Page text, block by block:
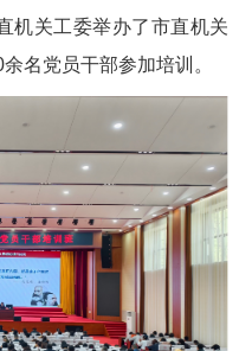
机关工委举办了市直机关
名党员干部参加培训。